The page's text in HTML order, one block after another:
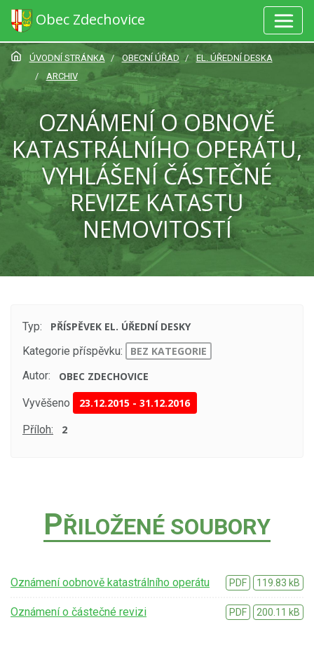
Obec Zdechovice
ÚVODNÍ STRÁNKA OBECNÍ ÚŘAD
EL. ÚŘEDNÍ DESKA
ARCHIV
OZNÁMENÍ O OBNOVĚ
KATASTRÁLNÍHO OPERÁTU,
VYHLÁŠENÍ ČÁSTEČNÉ
REVIZE KATASTU
NEMOVITOSTÍ
Typ:
PŘÍSPĚVEK EL. ÚŘEDNÍ DESKY
Kategorie příspěvku:
BEZ KATEGORIE
Autor:
OBEC ZDECHOVICE
Vyvěšeno 23.12.2015 -31.12.2016
Příloh: 2
PŘILOŽENÉ SOUBORY
Oznámení oobnově katastrálního operátu PDF 119.83 kB
Oznámení o částečné revizi PDF 200.11 kB